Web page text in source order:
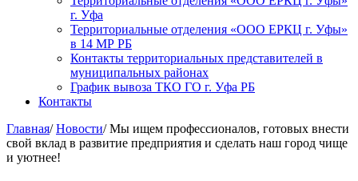
г. Уфа
Территориальные отделения «ООО ЕРКЦ г. Уфы»
в 14 МР РБ
Контакты территориальных представителей в
муниципальных районах
График вывоза ТКО ГО г. Уфа РБ
Контакты
Главная/ Новости/ Мы ищем профессионалов, готовых внести
свой вклад в развитие предприятия и сделать наш город чище
и уютнее!